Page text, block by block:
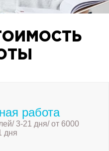
работа
3-21 дня/ от 6000
дня